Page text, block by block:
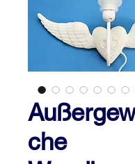
che